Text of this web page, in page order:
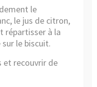
le
le jus de citron,
répartisser à la
le biscuit.
et recouvrir de